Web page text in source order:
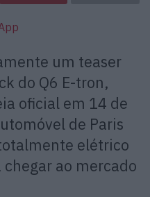
um teaser
do Q6 E-tron,
oficial em 14 de
de Paris
elétrico
ao mercado